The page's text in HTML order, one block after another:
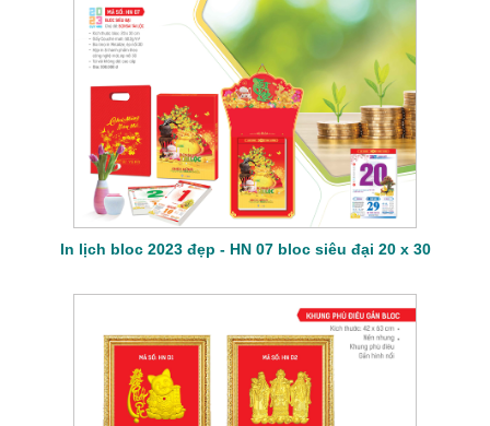
In lịch bloc 2023 đẹp - HN 07 bloc siêu đại 20 x 30